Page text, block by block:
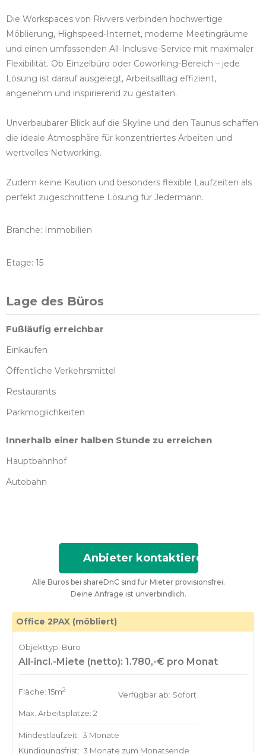
Die Workspaces von Rivvers verbinden hochwertige
Möblierung, Highspeed-Internet, moderne Meetingräume
und einen umfassenden All-Inclusive-Service mit maximaler
Flexibilität. Ob Einzelbüro oder Coworking-Bereich – jede
Lösung ist darauf ausgelegt, Arbeitsalltag effizient,
angenehm und inspirierend zu gestalten.
Unverbaubarer Blick auf die Skyline und den Taunus schaffen
die ideale Atmosphäre für konzentriertes Arbeiten und
wertvolles Networking.
Zudem keine Kaution und besonders flexible Laufzeiten als
perfekt zugeschnittene Lösung für Jedermann.
Branche: Immobilien
Etage: 15
Lage des Büros
Fußläufig erreichbar
Einkaufen
Öffentliche Verkehrsmittel
Restaurants
Parkmöglichkeiten
Innerhalb einer halben Stunde zu erreichen
Hauptbahnhof
Autobahn
Anbieter kontaktieren
Alle Büros bei shareDnC sind für Mieter provisionsfrei.
Deine Anfrage ist unverbindlich.
Office 2PAX (möbliert)
Objekttyp: Büro
All-incl.-Miete (netto): 1.780,-€ pro Monat
Fläche: 15m2
Max. Arbeitsplätze: 2
Verfügbar ab: Sofort
Mindestlaufzeit: 3 Monate
Kündigungsfrist: 3 Monate zum Monatsende